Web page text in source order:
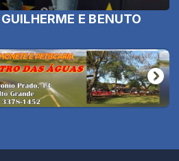
E BENUTO